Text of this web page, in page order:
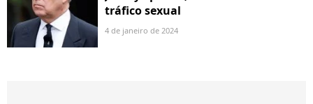
tráfico sexual
4 de janeiro de 2024